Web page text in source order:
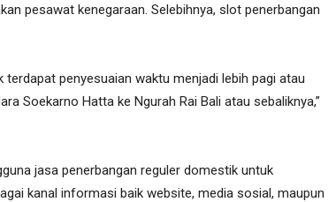
pesawat kenegaraan. Selebihnya, slot penerbangan
penyesuaian waktu menjadi lebih pagi atau
Soekarno Hatta ke Ngurah Rai Bali atau sebaliknya,”
jasa penerbangan reguler domestik untuk
kanal informasi baik website, media sosial, maupun